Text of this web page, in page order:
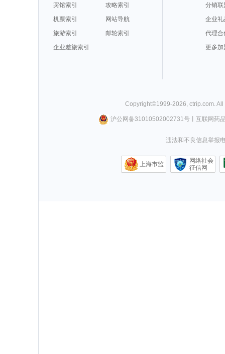
宾馆索引
攻略索引
机票索引
网站导航
旅游索引
邮轮索引
企业差旅索引
分销联
企业礼
代理合
更多加
Copyright©1999-2026 ctrip.com .
沪公网备31010502002731号丨 互联网药
违法和不良信息举报
上海市监
网络社会
征信网